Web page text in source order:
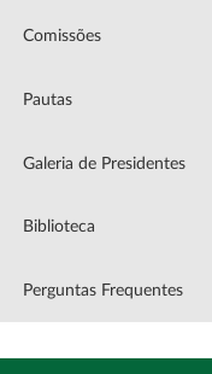
Comissões
Pautas
Galeria de Presidentes
Biblioteca
Perguntas Frequentes